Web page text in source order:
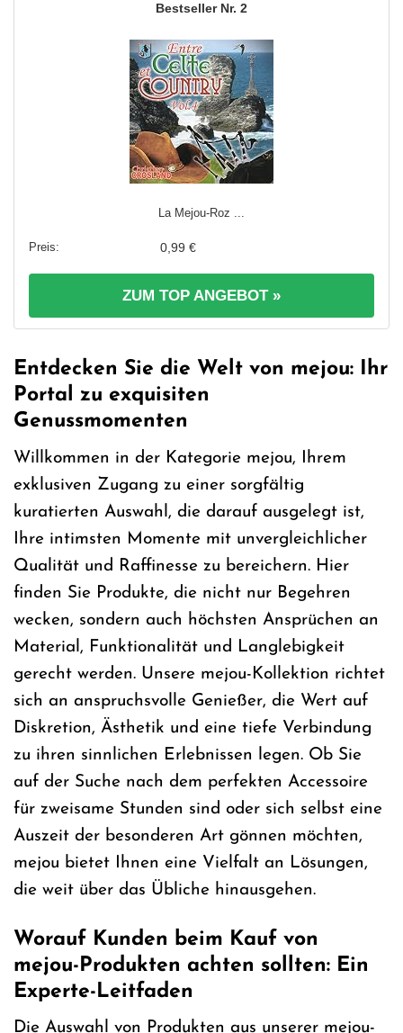
2
La Mejou-Roz ...
0,99 €
ZUM TOP ANGEBOT »
Entdecken Sie die Welt von mejou: Ihr
Portal zu exquisiten
Genussmomenten
Willkommen in der Kategorie mejou, Ihrem
exklusiven Zugang zu einer sorgfältig
kuratierten Auswahl, die darauf ausgelegt ist,
Ihre intimsten Momente mit unvergleichlicher
Qualität und Raffinesse zu bereichern. Hier
finden Sie Produkte, die nicht nur Begehren
wecken, sondern auch höchsten Ansprüchen an
Material, Funktionalität und Langlebigkeit
gerecht werden. Unsere mejou-Kollektion richtet
sich an anspruchsvolle Genießer, die Wert auf
Diskretion, Ästhetik und eine tiefe Verbindung
zu ihren sinnlichen Erlebnissen legen. Ob Sie
auf der Suche nach dem perfekten Accessoire
für zweisame Stunden sind oder sich selbst eine
Auszeit der besonderen Art gönnen möchten,
mejou bietet Ihnen eine Vielfalt an Lösungen,
die weit über das Übliche hinausgehen.
Worauf Kunden beim Kauf von
mejou-Produkten achten sollten: Ein
Experte-Leitfaden
Die Auswahl von Produkten aus unserer mejou-